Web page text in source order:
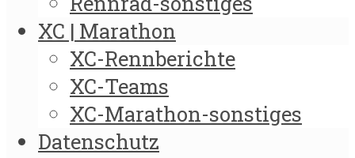
XC | Marathon
XC-Rennberichte
XC-Teams
XC-Marathon-sonstiges
Datenschutz